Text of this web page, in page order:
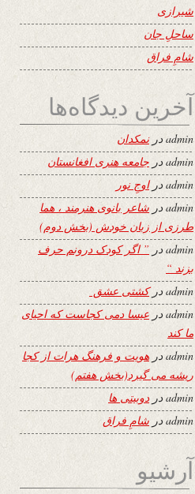
شیرازی
ساحلِ جان
شامِ فراق
آخرین دیدگاه‌ها
adminدرنمکدان
adminدر جامعه هنری افغانستان
adminدراوجِ نور
adminدر شاعر بانوی هنرمند ، هما
طرزی از زبان خودش (بخش دوم)
adminدر ” اگر کودک درونم حرف
بزند “
adminدرکشتی عشق
adminدر عیسا دمی کجاست که احیای
ما کند
adminدر هویت و فرهنگ هرات از کجا
ریشه می گیرد(بخش هفتم)
adminدردوبیتی ها
admin در شامِ فراق
آرشیو